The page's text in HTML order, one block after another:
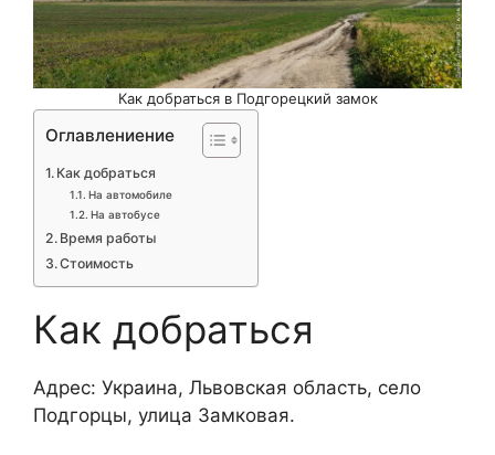
Как добраться в Подгорецкий замок
Оглавлениение
Как добраться
На автомобиле
На автобусе
Время работы
Стоимость
Как добраться
Адрес: Украина, Львовская область, село
Подгорцы, улица Замковая.